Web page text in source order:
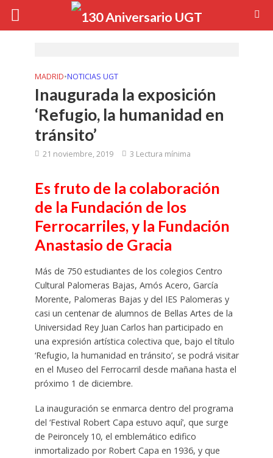
MADRID•NOTICIAS UGT
Inaugurada la exposición
‘Refugio, la humanidad en
tránsito’
21 noviembre, 2019 3 Lectura mínima
Es fruto de la colaboración
de la Fundación de los
Ferrocarriles, y la Fundación
Anastasio de Gracia
Más de 750 estudiantes de los colegios Centro
Cultural Palomeras Bajas, Amós Acero, García
Morente, Palomeras Bajas y del IES Palomeras y
casi un centenar de alumnos de Bellas Artes de la
Universidad Rey Juan Carlos han participado en
una expresión artística colectiva que, bajo el título
‘Refugio, la humanidad en tránsito’, se podrá visitar
en el Museo del Ferrocarril desde mañana hasta el
próximo 1 de diciembre.
La inauguración se enmarca dentro del programa
del ‘Festival Robert Capa estuvo aquí’, que surge
de Peironcely 10, el emblemático edifico
inmortalizado por Robert Capa en 1936, y que